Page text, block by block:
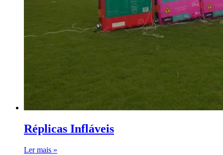
Réplicas Infláveis
Ler mais »